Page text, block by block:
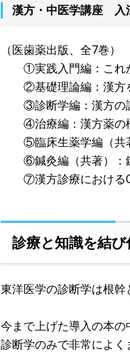
漢方・中医学講座 入
（医歯薬出版、全7巻）
①実践入門編：これか
②基礎理論編：漢方を
③診断学編：漢方の診
④治療編：漢方薬の
⑤臨床生薬学編（共
⑥鍼灸編（共著）：
⑦漢方診療における
診療と知識を結
東洋医学の診断学は根幹
今まで上げた導入の本
診断学のみで非常によ